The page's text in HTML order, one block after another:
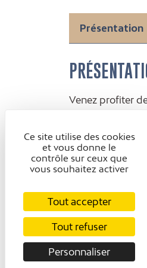
Présentation
Venez profiter
Marché paysan
de légumes &
Buvette et
Chiens en
Présentation
CONFORT
Ce site utilise des cookies
et vous donne le
contrôle sur ceux que
vous souhaitez activer
Tout accepter
Tout refuser
Personnaliser